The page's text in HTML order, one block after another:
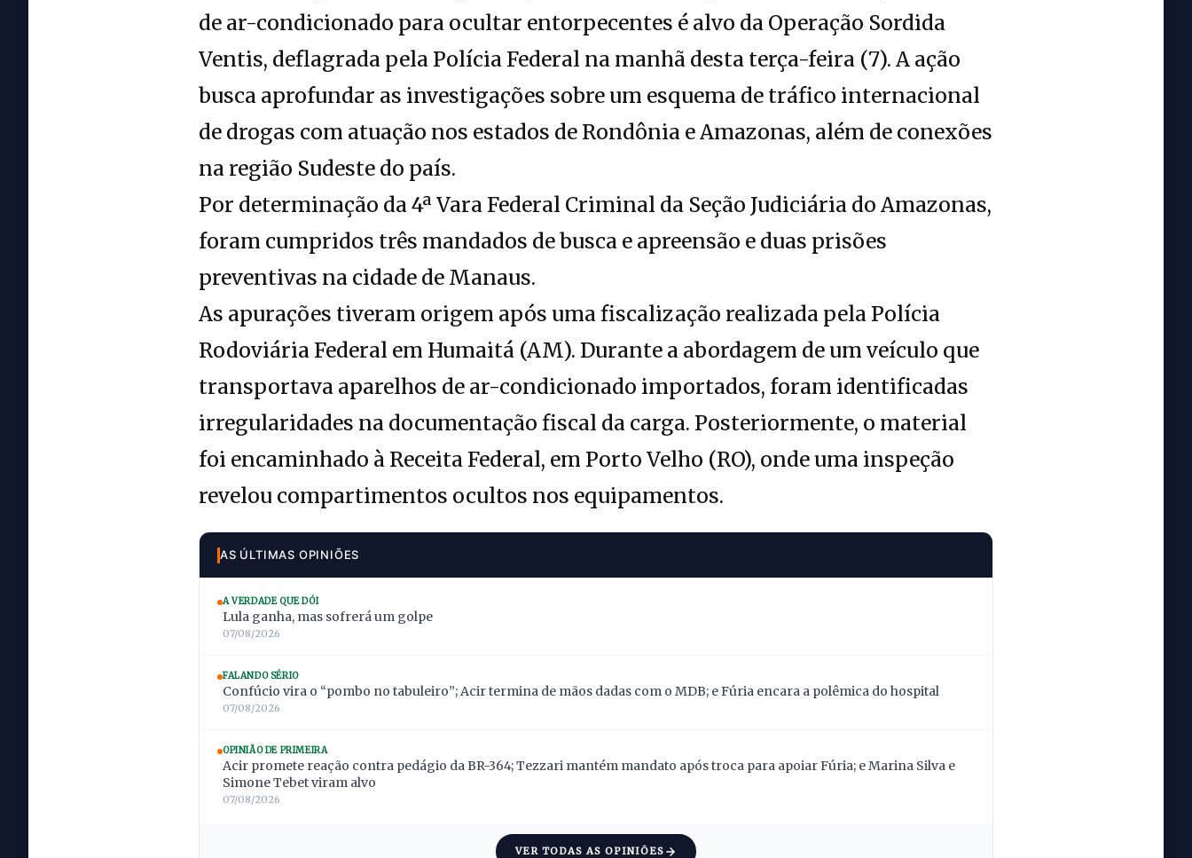
de ar-condicionado para ocultar entorpecentes é alvo da Operação Sordida
Ventis, deflagrada pela Polícia Federal na manhã desta terça-feira (7). A ação
busca aprofundar as investigações sobre um esquema de tráfico internacional
de drogas com atuação nos estados de Rondônia e Amazonas, além de conexões
na região Sudeste do país.
Por determinação da 4ª Vara Federal Criminal da Seção Judiciária do Amazonas,
foram cumpridos três mandados de busca e apreensão e duas prisões
preventivas na cidade de Manaus.
As apurações tiveram origem após uma fiscalização realizada pela Polícia
Rodoviária Federal em Humaitá (AM). Durante a abordagem de um veículo que
transportava aparelhos de ar-condicionado importados, foram identificadas
irregularidades na documentação fiscal da carga. Posteriormente, o material
foi encaminhado à Receita Federal, em Porto Velho (RO), onde uma inspeção
revelou compartimentos ocultos nos equipamentos.
AS ÚLTIMAS OPINIÕES
A VERDADE QUE DÓI
Lula ganha, mas sofrerá um golpe
07/08/2026
FALANDO SÉRIO
Confúcio vira o “pombo no tabuleiro”; Acir termina de mãos dadas com o MDB; e Fúria encara a polêmica do hospital
07/08/2026
OPINIÃO DE PRIMEIRA
Acir promete reação contra pedágio da BR-364; Tezzari mantém mandato após troca para apoiar Fúria; e Marina Silva e
Simone Tebet viram alvo
07/08/2026
VER TODAS AS OPINIÕES